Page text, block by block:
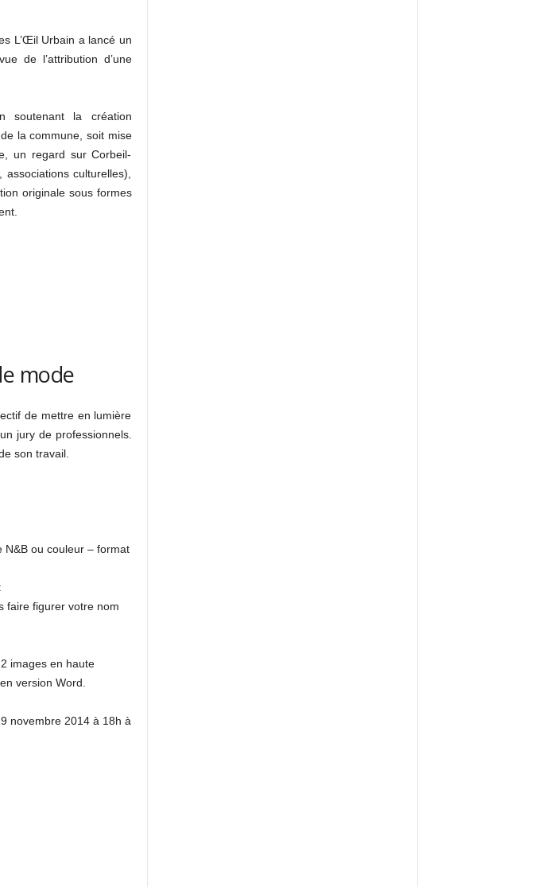
L’Œil Urbain a lancé un
de l’attribution d’une
soutenant la création
la commune, soit mise
un regard sur Corbeil-
culturelles),
originale sous formes
mode
de mettre en lumière
jury de professionnels.
son travail.
ou couleur – format
faire figurer votre nom
images en haute
version Word.
novembre 2014 à 18h à